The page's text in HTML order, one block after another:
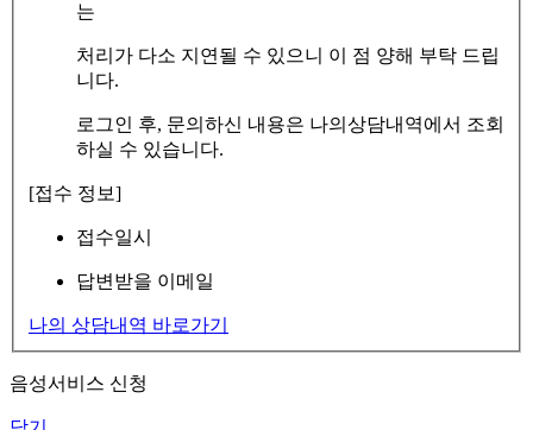
는
처리가 다소 지연될 수 있으니 이 점 양해 부탁 드립
니다.
로그인 후, 문의하신 내용은 나의상담내역에서 조회
하실 수 있습니다.
[접수 정보]
접수일시
답변받을 이메일
나의 상담내역 바로가기
음성서비스 신청